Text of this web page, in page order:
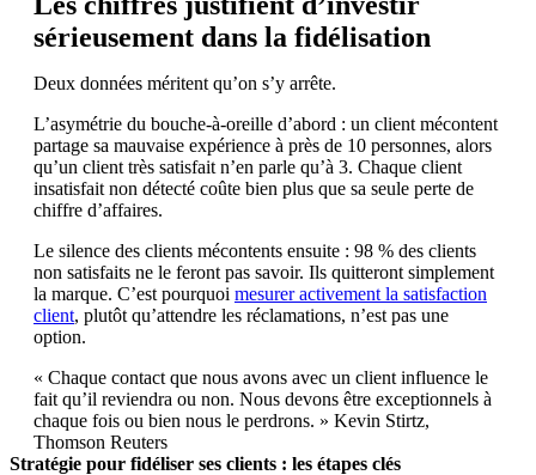
sérieusement dans la fidélisation
Deux données méritent qu’on s’y arrête.
L’asymétrie du bouche-à-oreille d’abord : un client mécontent
partage sa mauvaise expérience à près de 10 personnes, alors
qu’un client très satisfait n’en parle qu’à 3. Chaque client
insatisfait non détecté coûte bien plus que sa seule perte de
chiffre d’affaires.
Le silence des clients mécontents ensuite : 98 % des clients
non satisfaits ne le feront pas savoir. Ils quitteront simplement
la marque. C’est pourquoi mesurer activement la satisfaction
client, plutôt qu’attendre les réclamations, n’est pas une
option.
« Chaque contact que nous avons avec un client influence le
fait qu’il reviendra ou non. Nous devons être exceptionnels à
chaque fois ou bien nous le perdrons. » Kevin Stirtz,
Thomson Reuters
Stratégie pour fidéliser ses clients : les étapes clés